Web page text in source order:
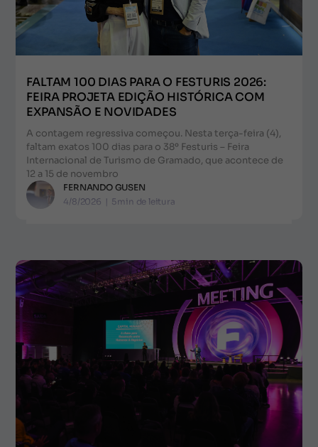
FALTAM 100 DIAS PARA O FESTURIS 2026:
FEIRA PROJETA EDIÇÃO HISTÓRICA COM
EXPANSÃO E NOVIDADES
A contagem regressiva começou. Nesta terça-feira (4),
faltam exatos 100 dias para o 38º Festuris – Feira
Internacional de Turismo de Gramado, que acontece de
12 a 15 de novembro
FERNANDO GUSEN
4/8/2026 | 5min de leitura